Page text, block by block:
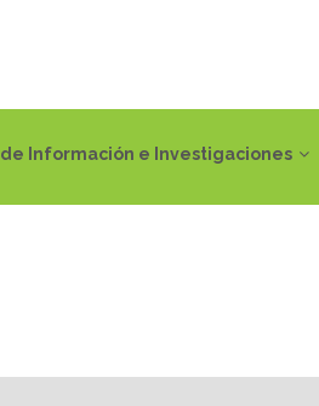
Información e Investigaciones